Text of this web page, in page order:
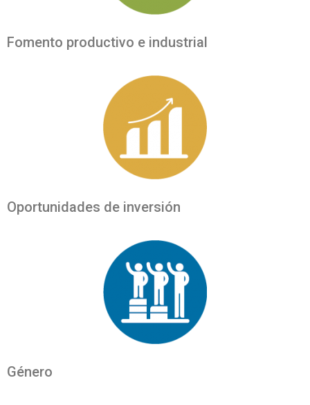
Fomento productivo e industrial
Oportunidades de inversión
Género